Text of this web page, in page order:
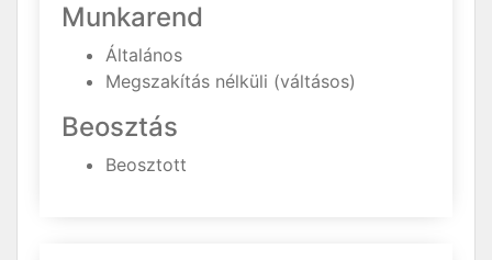
Munkarend
Általános
Megszakítás nélküli (váltásos)
Beosztás
Beosztott